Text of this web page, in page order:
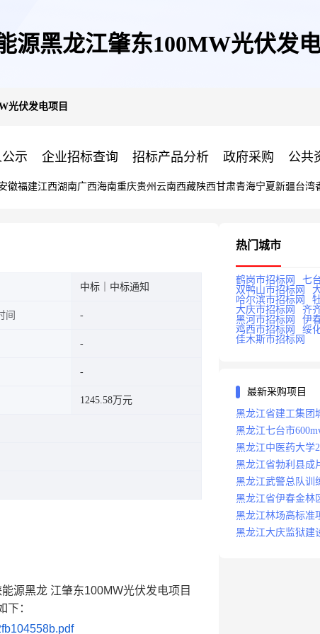
源黑龙江肇东100MW光伏发
光伏发电项目
示 企业招标查询 招标产品分析 政府采购 公共
徽福建江西湖南广西海南重庆贵州 云南西藏陕西甘肃青海宁夏新疆台湾
中标｜中标通知
间
1245.58万元
源黑龙 江肇东100MW光伏发电项目
：
热门城市
鹤岗市招标网
七
双鸭山市招标网
哈尔滨市招标网
大庆市招标网
齐
黑河市招标网
伊
鸡西市招标网
绥
佳木斯市招标网
最新采购项目
黑龙江省建工集团
黑龙江七台市
黑龙江中医药大学
目招标公告
黑龙江省勃利县成
黑龙江武警总队训
公示
黑龙江省伊春金林
标公告
黑龙江林场高标准
黑龙江大庆监狱建